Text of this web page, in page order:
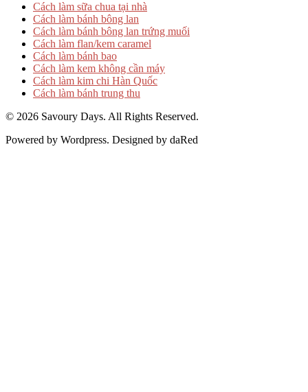
Cách làm sữa chua tại nhà
Cách làm bánh bông lan
Cách làm bánh bông lan trứng muối
Cách làm flan/kem caramel
Cách làm bánh bao
Cách làm kem không cần máy
Cách làm kim chi Hàn Quốc
Cách làm bánh trung thu
© 2026 Savoury Days. All Rights Reserved.
Powered by Wordpress. Designed by daRed